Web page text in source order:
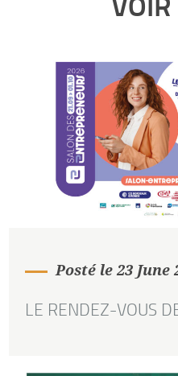
Posté le 23 June
LE RENDEZ-VOUS